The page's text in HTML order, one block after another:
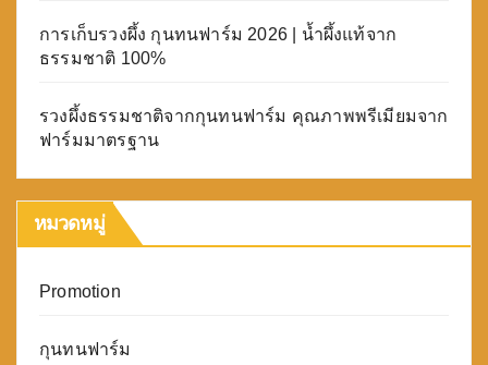
การเก็บรวงผึ้ง กุนทนฟาร์ม 2026 | น้ำผึ้งแท้จาก
ธรรมชาติ 100%
รวงผึ้งธรรมชาติจากกุนทนฟาร์ม คุณภาพพรีเมียมจาก
ฟาร์มมาตรฐาน
หมวดหมู่
Promotion
กุนทนฟาร์ม